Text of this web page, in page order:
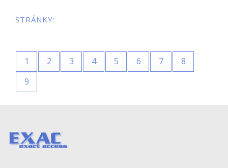
STRÁNKY:
1 2 3 4 5 6 7
8
9